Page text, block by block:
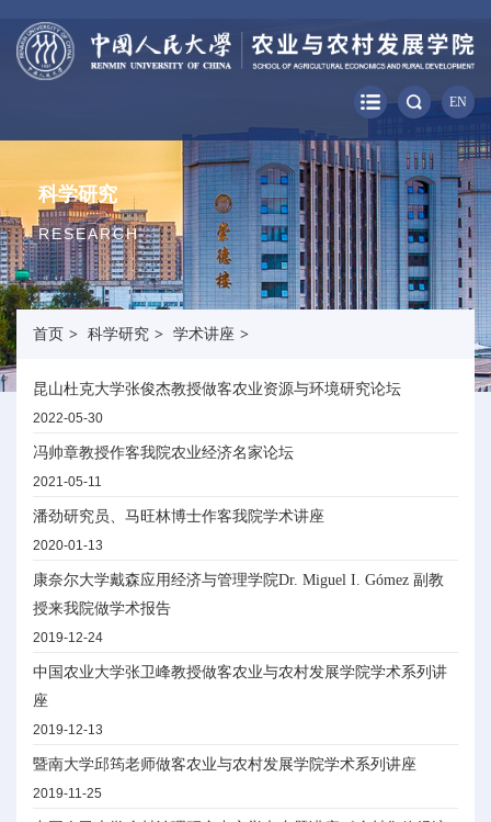
EN
科学研究
RESEARCH
首页 > 科学研究 > 学术讲座 >
昆山杜克大学张俊杰教授做客农业资源与环境研究论坛
2022-05-30
冯帅章教授作客我院农业经济名家论坛
2021-05-11
潘劲研究员、马旺林博士作客我院学术讲座
2020-01-13
康奈尔大学戴森应用经济与管理学院Dr. Miguel I. Gómez 副教
授来我院做学术报告
2019-12-24
中国农业大学张卫峰教授做客农业与农村发展学院学术系列讲
座
2019-12-13
暨南大学邱筠老师做客农业与农村发展学院学术系列讲座
2019-11-25